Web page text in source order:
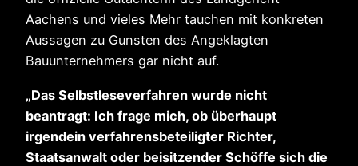
Aachens und vieles Mehr tauchen mit konkreten
Aussagen zu Gunsten des Angeklagten
Bauunternehmers gar nicht auf.
„Das Selbstleseverfahren wurde nicht
beantragt: Ich frage mich, ob überhaupt
irgendein verfahrensbeteiligter Richter,
Staatsanwalt oder beisitzender Schöffe sich die